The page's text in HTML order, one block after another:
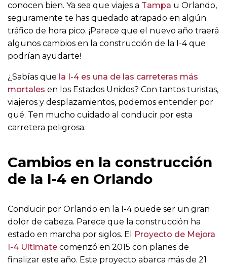
conocen bien. Ya sea que viajes a Tampa u Orlando,
seguramente te has quedado atrapado en algún
tráfico de hora pico. ¡Parece que el nuevo año traerá
algunos cambios en la construcción de la I-4 que
podrían ayudarte!
¿Sabías que la I-4 es una de las carreteras más
mortales en los Estados Unidos? Con tantos turistas,
viajeros y desplazamientos, podemos entender por
qué. Ten mucho cuidado al conducir por esta
carretera peligrosa.
Cambios en la construcción
de la I-4 en Orlando
Conducir por Orlando en la I-4 puede ser un gran
dolor de cabeza. Parece que la construcción ha
estado en marcha por siglos. El
Proyecto de Mejora
I-4 Ultimate comenzó en 2015 con planes de
finalizar este año. Este proyecto abarca más de 21